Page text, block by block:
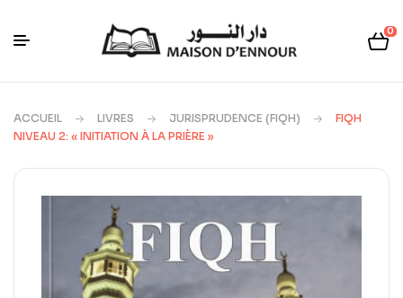
0
ACCUEIL LIVRES JURISPRUDENCE (FIQH)
FIQH
NIVEAU 2: « INITIATION À LA PRIÈRE »